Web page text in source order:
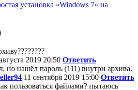
установка «Windows 7» на
2019 20:50 Ответить
но нашёл пароль (111) внутри архива.
11 сентября 2019 15:00 Ответить
пользоваться файлами? пытаюсь